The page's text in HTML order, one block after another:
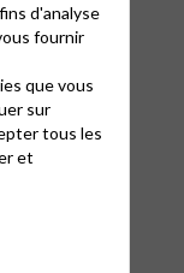
d'analyse
fournir
que vous
sur
tous les
et